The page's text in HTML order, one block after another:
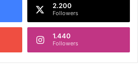
2.200
Followers
1.440
Followers